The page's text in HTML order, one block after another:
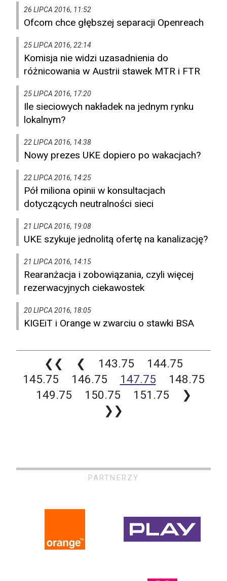
26 LIPCA 2016, 11:52
Ofcom chce głębszej separacji Openreach
25 LIPCA 2016, 22:14
Komisja nie widzi uzasadnienia do
różnicowania w Austrii stawek MTR i FTR
25 LIPCA 2016, 17:20
Ile sieciowych nakładek na jednym rynku
lokalnym?
22 LIPCA 2016, 14:38
Nowy prezes UKE dopiero po wakacjach?
22 LIPCA 2016, 14:25
Pół miliona opinii w konsultacjach
dotyczących neutralności sieci
21 LIPCA 2016, 19:08
UKE szykuje jednolitą ofertę na kanalizację?
21 LIPCA 2016, 14:15
Rearanżacja i zobowiązania, czyli więcej
rezerwacyjnych ciekawostek
20 LIPCA 2016, 18:05
KIGEiT i Orange w zwarciu o stawki BSA
❮❮ ❮ 143.75
144.75
145.75
146.75 147.75
148.75
149.75
150.75 151.75
❯
❯❯
PARTNERZY